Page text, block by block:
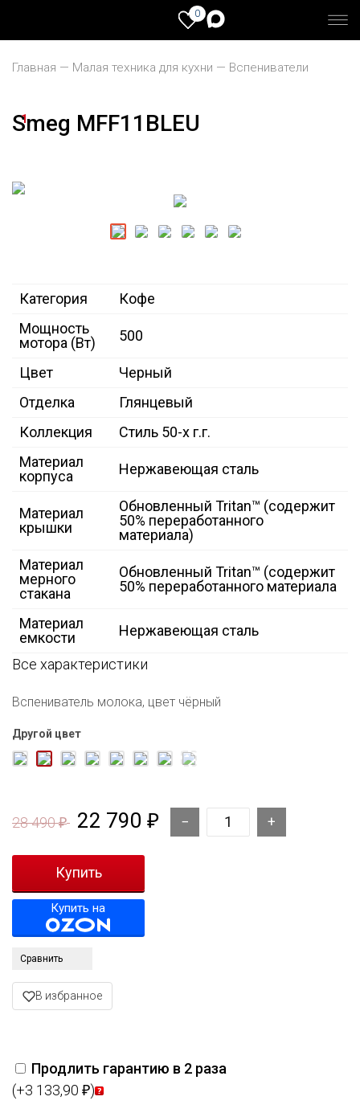
0
Главная Малая техника для кухни Вспениватели
Smeg MFF11BLEU
Категория
Кофе
Мощность
мотора (Вт)
500
Цвет
Черный
Отделка
Глянцевый
Коллекция
Стиль 50-х г.г.
Материал
корпуса
Нержавеющая сталь
Материал
крышки
Обновленный Tritan™ (содержит
50% переработанного
материала)
Материал
мерного
стакана
Обновленный Tritan™ (содержит
50% переработанного материала
Материал
емкости
Нержавеющая сталь
Все характеристики
Вспениватель молока, цвет чёрный
Другой цвет
28 490₽ 22 790 ₽
Купить на
Сравнить
В избранное
Продлить гарантию в 2 раза
(+3 133,90 ₽)
1